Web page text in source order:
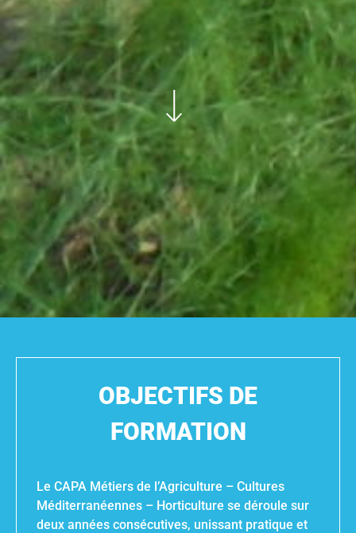
OBJECTIFS DE
FORMATION
Le CAPA Métiers de l’Agriculture – Cultures
Méditerranéennes – Horticulture se déroule sur
deux années consécutives, unissant pratique et